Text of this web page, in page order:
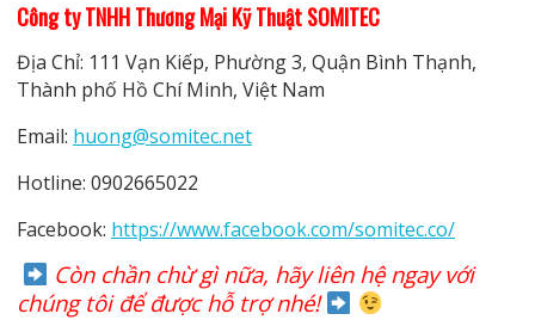
Công ty TNHH Thương Mại Kỹ Thuật SOMITEC
Địa Chỉ: 111 Vạn Kiếp, Phường 3, Quận Bình Thạnh,
Thành phố Hồ Chí Minh, Việt Nam
Email: huong@somitec.net
Hotline: 0902665022
Facebook: https://www.facebook.com/somitec.co/
Còn chần chừ gì nữa, hãy liên hệ ngay với
chúng tôi để được hỗ trợ nhé!